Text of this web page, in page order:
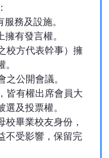
務及設施。
有發言權。
校方代表幹事）擁
公開會議。
皆有權出席會員大
及投票權。
校畢業校友身份，
不受影響，保留完